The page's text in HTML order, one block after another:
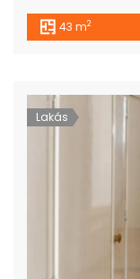
43 m2
Lakás